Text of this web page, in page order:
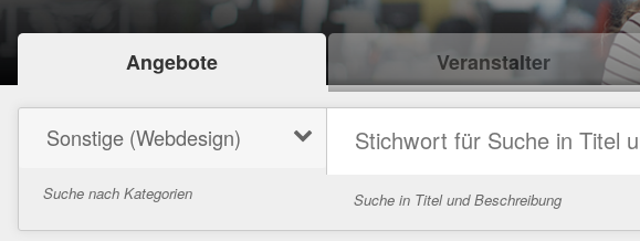
Angebote Veranstalter
Sonstige (Webdesign)
Suche nach Kategorien Suche in Titel und Beschreibung